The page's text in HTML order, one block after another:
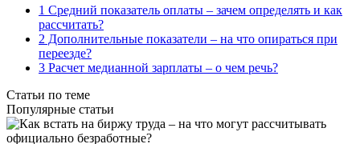
1 Средний показатель оплаты – зачем определять и как
рассчитать?
2 Дополнительные показатели – на что опираться при
переезде?
3 Расчет медианной зарплаты – о чем речь?
Статьи по теме
Популярные статьи